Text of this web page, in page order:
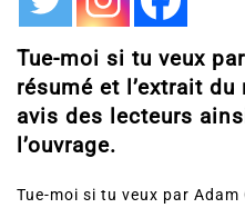
Tue-moi si tu veux
résumé et l’extrait
avis des lecteurs
l’ouvrage.
Tue-moi si tu veux par